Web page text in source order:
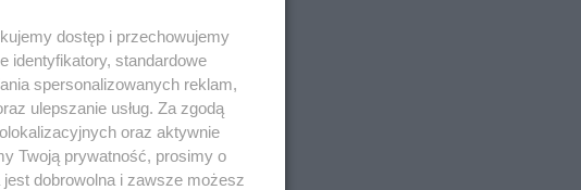
dostęp i przechowujemy
identyfikatory, standardowe
spersonalizowanych reklam,
ulepszanie usług. Za zgodą
oraz aktywnie
Twoją prywatność, prosimy o
dobrowolna i zawsze możesz